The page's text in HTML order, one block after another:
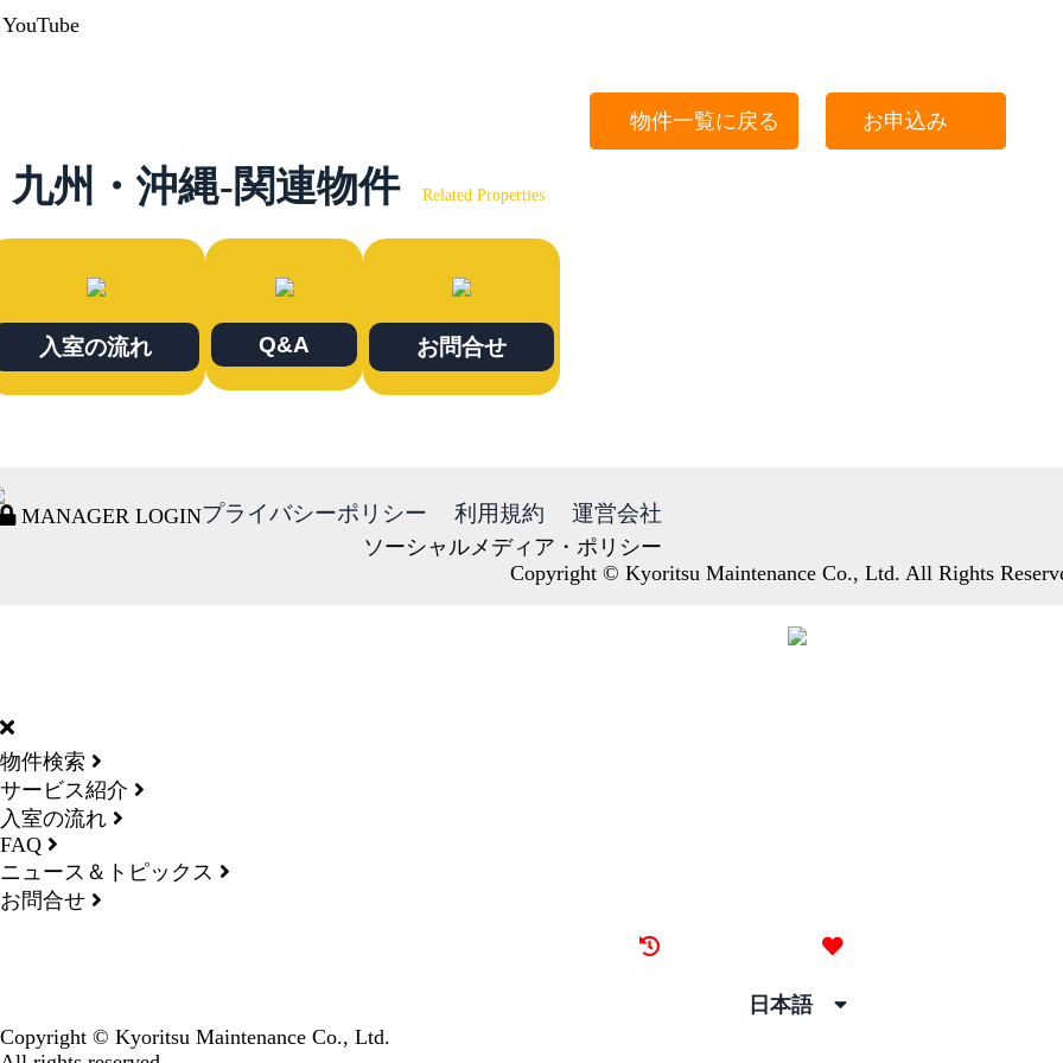
物件一覧に戻る お申込み
九州・沖縄-関連物件 Related Properties
入室の流れ Q&A お問合せ
MANAGER LOGINプライバシーポリシー 利用規約 運営会社
ソーシャルメディア・ポリシー
Copyright © Kyoritsu Maintenance Co., Ltd. All Rights
物件検索
サービス紹介
入室の流れ
FAQ
ニュース＆トピックス
お問合せ
日本語
Copyright © Kyoritsu Maintenance Co., Ltd.